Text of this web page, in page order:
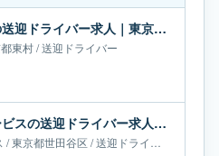
株式会社プロスタッフの送迎ドライバー求人｜東京都東村｜月給19万円
東村/送迎ドライバー
株式会社電恒自動車サービスの送迎ドライバー求人｜東京都世田谷区
/東京都世田谷区 /送迎ドライバー